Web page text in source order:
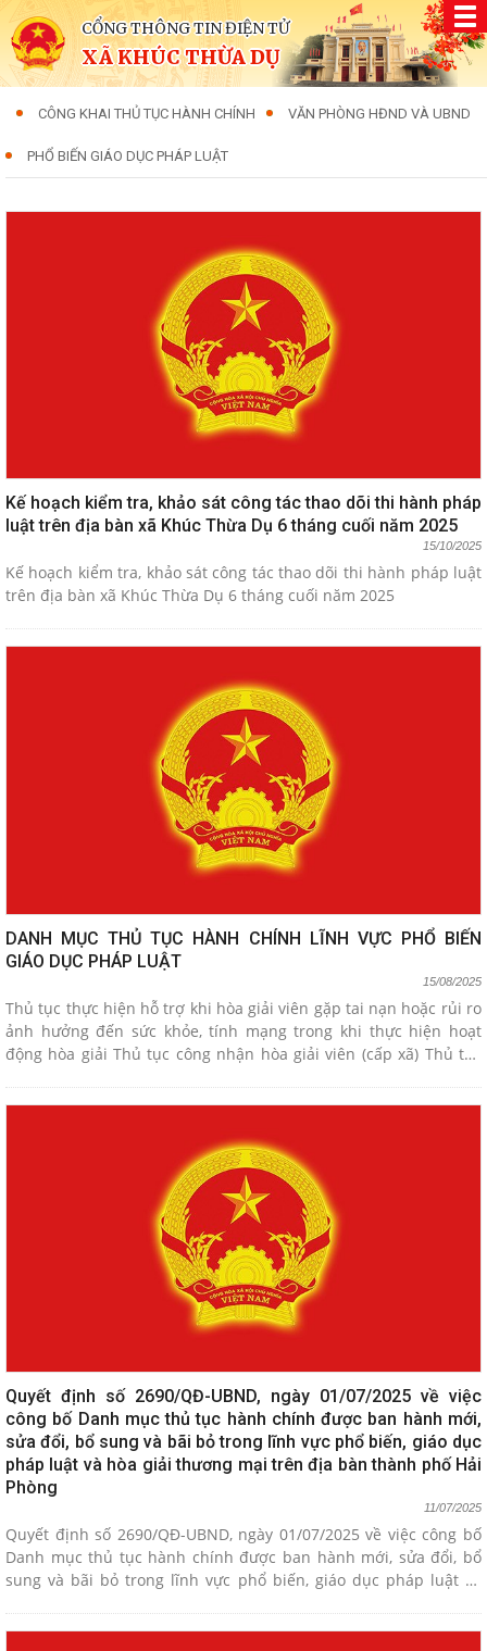
CỔNG THÔNG TIN ĐIỆN TỬ
XÃ KHÚC THỪA DỤ
CÔNG KHAI THỦ TỤC HÀNH CHÍNH VĂN PHÒNG HĐND VÀ UBND
PHỔ BIẾN GIÁO DỤC PHÁP LUẬT
Kế hoạch kiểm tra, khảo sát công tác thao dõi thi hành pháp
luật trên địa bàn xã Khúc Thừa Dụ 6 tháng cuối năm 2025
15/10/2025
Kế hoạch kiểm tra, khảo sát công tác thao dõi thi hành pháp luật
trên địa bàn xã Khúc Thừa Dụ 6 tháng cuối năm 2025
DANH MỤC THỦ TỤC HÀNH CHÍNH LĨNH VỰC PHỔ BIẾN
GIÁO DỤC PHÁP LUẬT
15/08/2025
Thủ tục thực hiện hỗ trợ khi hòa giải viên gặp tai nạn hoặc rủi ro
ảnh hưởng đến sức khỏe, tính mạng trong khi thực hiện hoạt
động hòa giải Thủ tục công nhận hòa giải viên (cấp xã) Thủ tục
Quyết định số 2690/QĐ-UBND, ngày 01/07/2025 về việc
công bố Danh mục thủ tục hành chính được ban hành mới,
sửa đổi, bổ sung và bãi bỏ trong lĩnh vực phổ biến, giáo dục
pháp luật và hòa giải thương mại trên địa bàn thành phố Hải
Phòng
11/07/2025
Quyết định số 2690/QĐ-UBND, ngày 01/07/2025 về việc công bố
Danh mục thủ tục hành chính được ban hành mới, sửa đổi, bổ
sung và bãi bỏ trong lĩnh vực phổ biến, giáo dục pháp luật và